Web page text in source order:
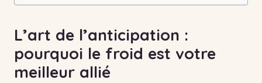
L’art de l’anticipation :
pourquoi le froid est votre
meilleur allié